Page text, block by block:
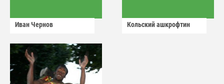
Иван Чернов Кольский ашкрофтин